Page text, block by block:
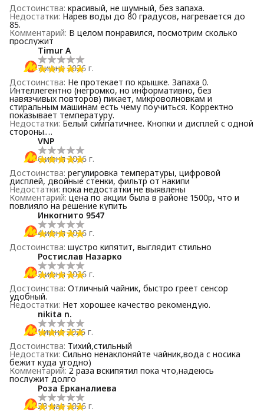
Достоинства: красивый, не шумный, без запаха.
Недостатки: Нарев воды до 80 градусов, нагревается до
85.
Комментарий: В целом понравился, посмотрим сколько
прослужит
Timur A
7 июня 2026 г.
Достоинства: Не протекает по крышке. Запаха 0.
Интеллегентно (негромко, но информативно, без
навязчивых повторов) пикает, микроволновкам и
стиральным машинам есть чему поучиться. Корректно
показывает температуру.
Недостатки: Белый симпатичнее. Кнопки и дисплей с одной
стороны.
Комментарий
VNP
6 июня 2026 г.
Достоинства: регулировка температуры, цифровой
дисплей, двойные стенки, фильтр от накипи
Недостатки: пока недостатки не выявлены
Комментарий: цена по акции была в районе 1500р, что и
повлияло на решение купить
Инкогнито 9547
4 июня 2026 г.
Достоинства: шустро кипятит, выглядит стильно
Ростислав Назарко
2 июня 2026 г.
Достоинства: Отличный чайник, быстро греет сенсор
удобный.
Недостатки: Нет хорошее качество рекомендую.
nikita n.
1 июня 2026 г.
Достоинства: Тихий,стильный
Недостатки: Сильно ненаклоняйте чайник,вода с носика
бежит куда угодно)
Комментарий: 2 раза вскипятил пока что,надеюсь
послужит долго
Роза Ерканалиева
28 мая 2026 г.